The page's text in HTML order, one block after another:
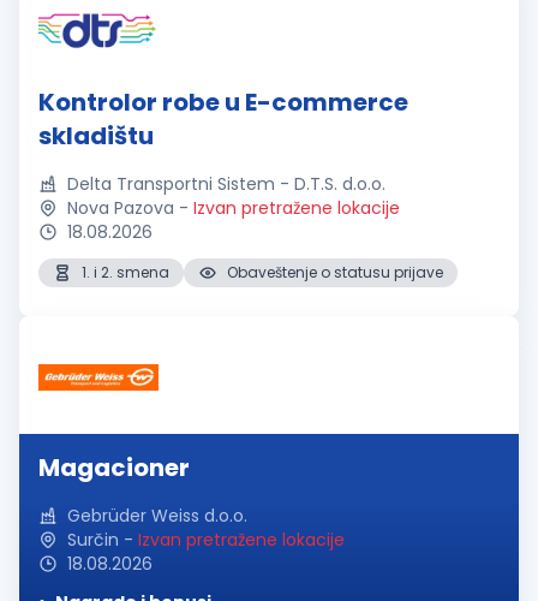
Kontrolor robe u E-commerce
skladištu
Delta Transportni Sistem - D.T.S. d.o.o.
Nova Pazova - Izvan pretražene lokacije
18.08.2026
1. i 2. smena Obaveštenje o statusu prijave
Magacioner
Gebrüder Weiss d.o.o.
Surčin - Izvan pretražene lokacije
18.08.2026